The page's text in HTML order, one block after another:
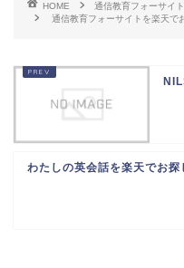
HOME
通信教育フォーサイ
通信教育フォーサイトを楽天で
わたしの英会話を楽天でお探